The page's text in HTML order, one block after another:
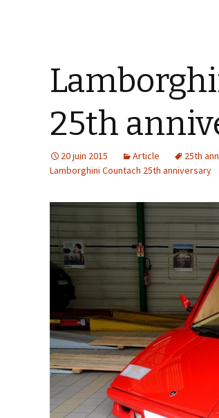
25th
20 juin 2015 Article 25th
Lamborghini Countach 25th anniversary